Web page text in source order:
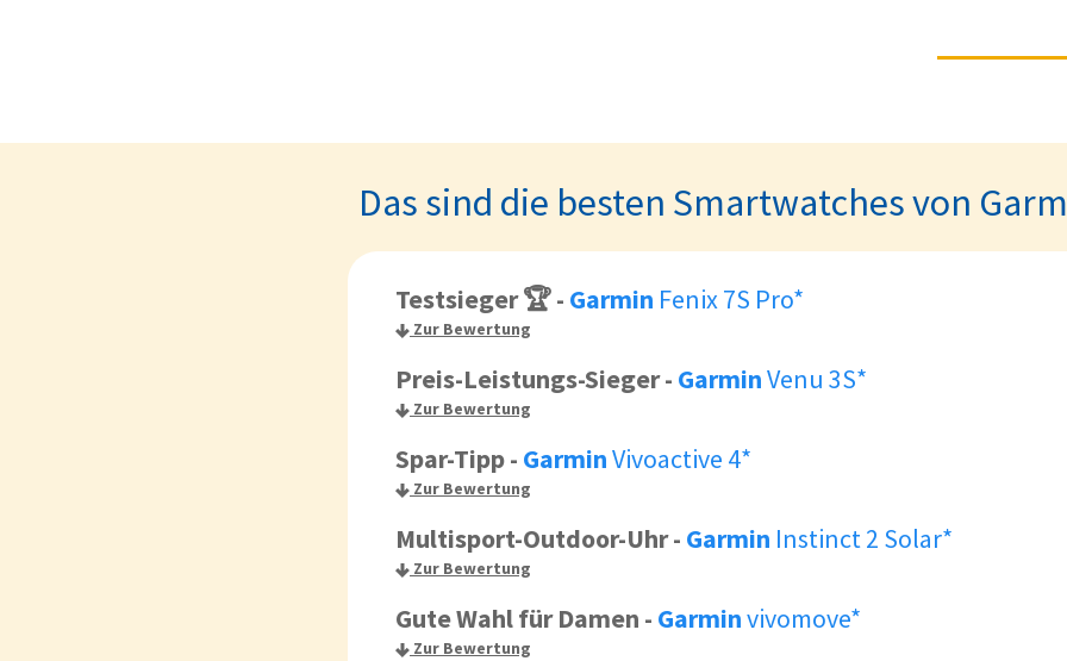
Das sind die besten Smartwatches von
Testsieger 🏆- Garmin Fenix 7S Pro*
Zur Bewertung
Preis-Leistungs-Sieger- GarminVenu 3S*
Zur Bewertung
Spar-Tipp- GarminVivoactive 4*
Zur Bewertung
Multisport-Outdoor-Uhr- Garmin Instinct 2 Solar*
Zur Bewertung
Gute Wahl für Damen - Garminvivomove*
Zur Bewertung